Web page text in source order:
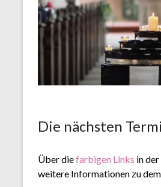
Die nächsten
Über diefarbigen Links in
weitere Informationen zu